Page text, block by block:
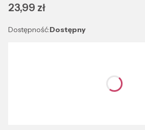
Cena
23,99 zł
Dostępność:Dostępny